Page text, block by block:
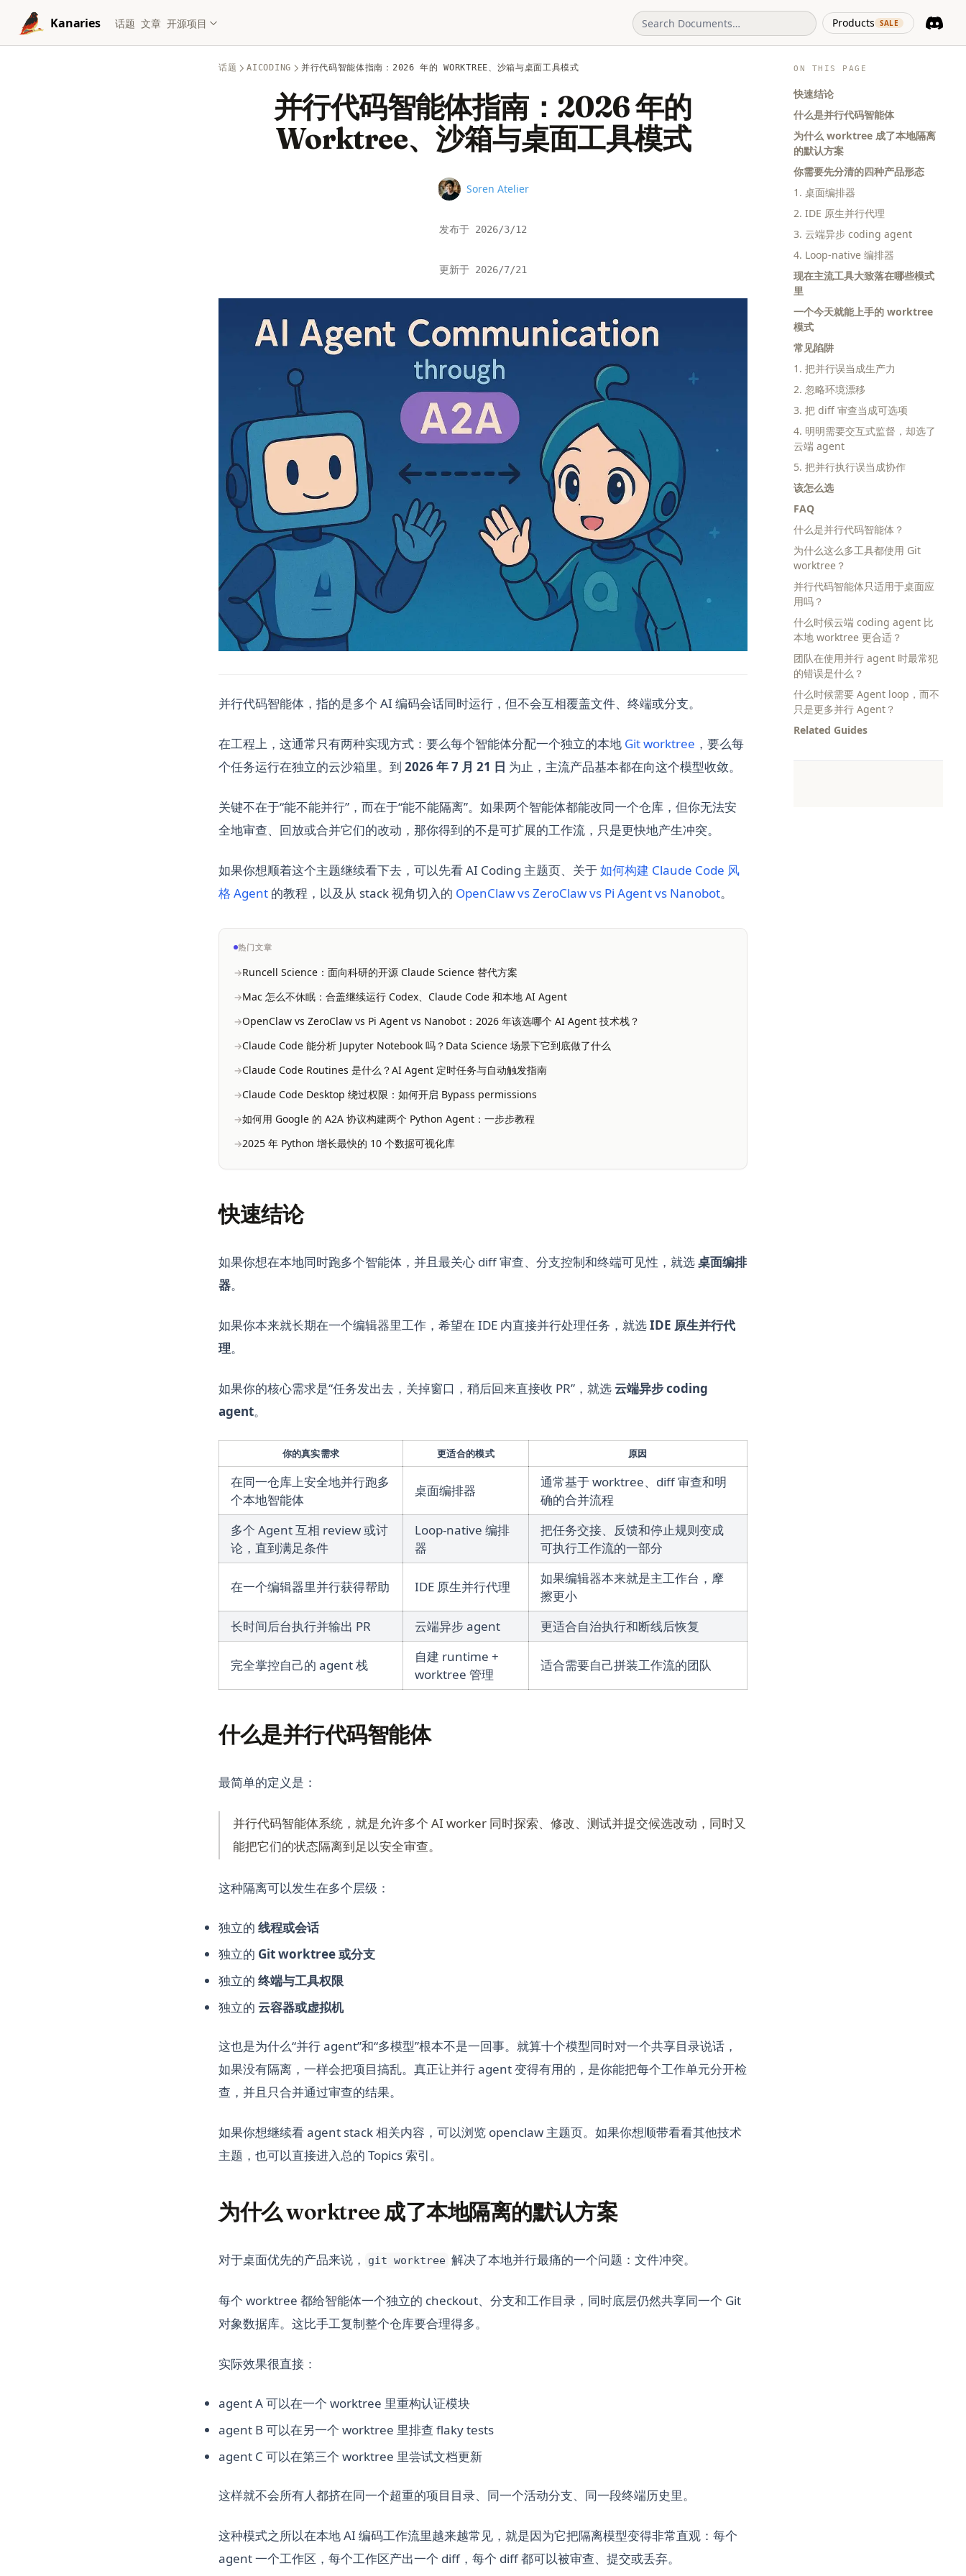
Skip to content
Kanaries
话题 文章 开源项目 Products SALE
(opens in
ON THIS PAGE
快速结论
什么是并行代码智能体
为什么 worktree 成了本地隔离
的默认方案
你需要先分清的四种产品形态
1. 桌面编排器
2. IDE 原生并行代理
3. 云端异步 coding agent
4. Loop-native 编排器
现在主流工具大致落在哪些模式
里
一个今天就能上手的 worktree
模式
常见陷阱
1. 把并行误当成生产力
2. 忽略环境漂移
3. 把 diff 审查当成可选项
4. 明明需要交互式监督，却选了
云端 agent
5. 把并行执行误当成协作
该怎么选
FAQ
什么是并行代码智能体？
为什么这么多工具都使用 Git
worktree？
并行代码智能体只适用于桌面应
用吗？
什么时候云端 coding agent 比
本地 worktree 更合适？
团队在使用并行 agent 时最常犯
的错误是什么？
什么时候需要 Agent loop，而不
只是更多并行 Agent？
Related Guides
话题 AICODING 并行代码智能体指南：2026 年的 WORKTREE、沙箱与桌面工具模式
并行代码智能体指南：2026 年的
Worktree、沙箱与桌面工具模式
Name
Soren Atelier
发布于 2026/3/12
更新于 2026/7/21
并行代码智能体，指的是多个 AI 编码会话同时运行，但不会互相覆盖文件、终端或分支。
在工程上，这通常只有两种实现方式：要么每个智能体分配一个独立的本地 Git worktree (opens in a new tab)
，要么每
个任务运行在独立的云沙箱里。到 2026 年 7 月 21 日 为止，主流产品基本都在向这个模型收敛。
关键不在于“能不能并行”，而在于“能不能隔离”。如果两个智能体都能改同一个仓库，但你无法安
全地审查、回放或合并它们的改动，那你得到的不是可扩展的工作流，只是更快地产生冲突。
如果你想顺着这个主题继续看下去，可以先看 AI Coding 主题页、关于如何构建 Claude Code 风
格 Agent 的教程，以及从 stack 视角切入的 OpenClaw vs ZeroClaw vs Pi Agent vs Nanobot。
热门文章
Runcell Science：面向科研的开源 Claude Science 替代方案
Mac 怎么不休眠：合盖继续运行 Codex、Claude Code 和本地 AI Agent
OpenClaw vs ZeroClaw vs Pi Agent vs Nanobot：2026 年该选哪个 AI Agent 技术栈？
Claude Code 能分析 Jupyter Notebook 吗？Data Science 场景下它到底做了什么
Claude Code Routines 是什么？AI Agent 定时任务与自动触发指南
Claude Code Desktop 绕过权限：如何开启 Bypass permissions
如何用 Google 的 A2A 协议构建两个 Python Agent：一步步教程
2025 年 Python 增长最快的 10 个数据可视化库
快速结论
如果你想在本地同时跑多个智能体，并且最关心 diff 审查、分支控制和终端可见性，就选桌面编排
器。
如果你本来就长期在一个编辑器里工作，希望在 IDE 内直接并行处理任务，就选IDE 原生并行代
理。
如果你的核心需求是“任务发出去，关掉窗口，稍后回来直接收 PR”，就选云端异步 coding
agent。
你的真实需求 更适合的模式 原因
在同一仓库上安全地并行跑多
个本地智能体
桌面编排器
通常基于 worktree、diff 审查和明
确的合并流程
多个 Agent 互相 review 或讨
论，直到满足条件
Loop-native 编排
器
把任务交接、反馈和停止规则变成
可执行工作流的一部分
在一个编辑器里并行获得帮助 IDE 原生并行代理
如果编辑器本来就是主工作台，摩
擦更小
长时间后台执行并输出 PR
云端异步 agent 更适合自治执行和断线后恢复
完全掌控自己的 agent 栈
自建 runtime +
worktree 管理
适合需要自己拼装工作流的团队
什么是并行代码智能体
最简单的定义是：
并行代码智能体系统，就是允许多个 AI worker 同时探索、修改、测试并提交候选改动，同时又
能把它们的状态隔离到足以安全审查。
这种隔离可以发生在多个层级：
独立的 线程或会话
独立的 Git worktree 或分支
独立的 终端与工具权限
独立的 云容器或虚拟机
这也是为什么“并行 agent”和“多模型”根本不是一回事。就算十个模型同时对一个共享目录说话，
如果没有隔离，一样会把项目搞乱。真正让并行 agent 变得有用的，是你能把每个工作单元分开检
查，并且只合并通过审查的结果。
如果你想继续看 agent stack 相关内容，可以浏览 openclaw 主题页。如果你想顺带看看其他技术
主题，也可以直接进入总的 Topics 索引。
为什么 worktree 成了本地隔离的默认方案
对于桌面优先的产品来说， git worktree 解决了本地并行最痛的一个问题：文件冲突。
每个 worktree 都给智能体一个独立的 checkout、分支和工作目录，同时底层仍然共享同一个 Git
对象数据库。这比手工复制整个仓库要合理得多。
实际效果很直接：
agent A 可以在一个 worktree 里重构认证模块
agent B 可以在另一个 worktree 里排查 flaky tests
agent C 可以在第三个 worktree 里尝试文档更新
这样就不会所有人都挤在同一个超重的项目目录、同一个活动分支、同一段终端历史里。
这种模式之所以在本地 AI 编码工作流里越来越常见，就是因为它把隔离模型变得非常直观：每个
agent 一个工作区，每个工作区产出一个 diff，每个 diff 都可以被审查、提交或丢弃。